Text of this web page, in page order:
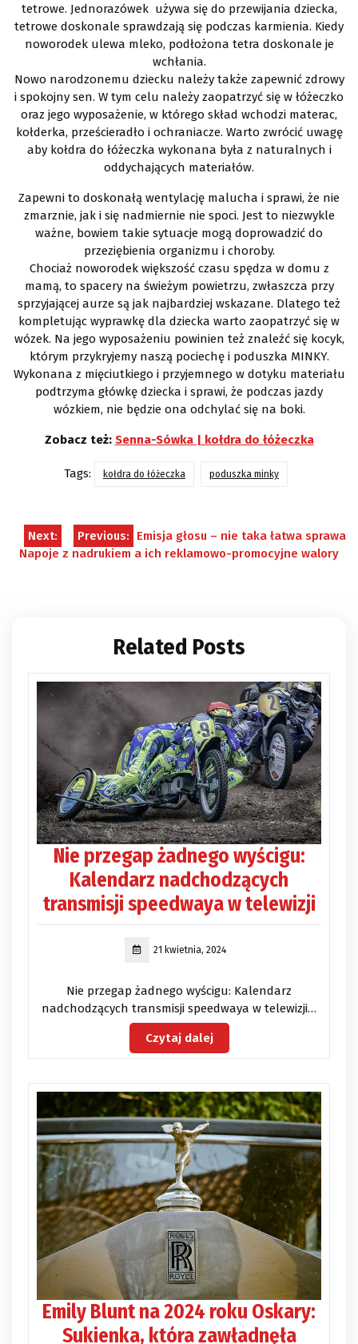
tetrowe. Jednorazówek używa się do przewijania dziecka,
tetrowe doskonale sprawdzają się podczas karmienia. Kiedy
noworodek ulewa mleko, podłożona tetra doskonale je
wchłania.
Nowo narodzonemu dziecku należy także zapewnić zdrowy
i spokojny sen. W tym celu należy zaopatrzyć się w łóżeczko
oraz jego wyposażenie, w którego skład wchodzi materac,
kołderka, prześcieradło i ochraniacze. Warto zwrócić uwagę
aby kołdra do łóżeczka wykonana była z naturalnych i
oddychających materiałów.
Zapewni to doskonałą wentylację malucha i sprawi, że nie
zmarznie, jak i się nadmiernie nie spoci. Jest to niezwykle
ważne, bowiem takie sytuacje mogą doprowadzić do
przeziębienia organizmu i choroby.
Chociaż noworodek większość czasu spędza w domu z
mamą, to spacery na świeżym powietrzu, zwłaszcza przy
sprzyjającej aurze są jak najbardziej wskazane. Dlatego też
kompletując wyprawkę dla dziecka warto zaopatrzyć się w
wózek. Na jego wyposażeniu powinien też znaleźć się kocyk,
którym przykryjemy naszą pociechę i poduszka MINKY.
Wykonana z mięciutkiego i przyjemnego w dotyku materiału
podtrzyma główkę dziecka i sprawi, że podczas jazdy
wózkiem, nie będzie ona odchylać się na boki.
Zobacz też: Senna-Sówka | kołdra do łóżeczka
Tags: kołdra do łóżeczka poduszka minky
Nawigacja
Previous: Emisja głosu – nie taka łatwa sprawa
Next:
Napoje z nadrukiem a ich reklamowo-promocyjne walory
Related Posts
Nie przegap żadnego wyścigu:
Kalendarz nadchodzących
transmisji speedwaya w telewizji
21 kwietnia, 2024
Nie przegap żadnego wyścigu: Kalendarz
nadchodzących transmisji speedwaya w telewizji…
Czytaj dalej
Emily Blunt na 2024 roku Oskary:
Sukienka, która zawładnęła